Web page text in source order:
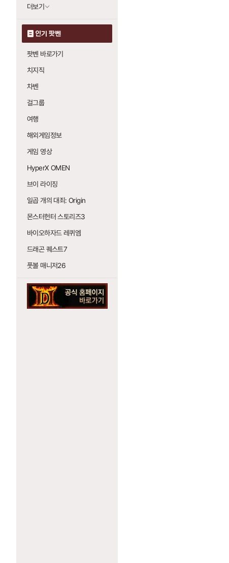
더보기
인기 팟벤
팟벤 바로가기
치지직
차벤
걸그룹
여행
해외게임정보
게임 영상
HyperX OMEN
브이 라이징
일곱 개의 대죄: Origin
몬스터헌터 스토리즈3
바이오하자드 레퀴엠
드래곤 퀘스트7
풋볼 매니저26